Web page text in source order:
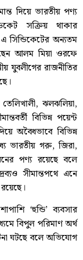
দিয়ে ভারতীয় পণ্য
সক্রিয় থাকার
সিন্ডিকেটের অন্যতম
আলম মিয়া ওরফে
যুবলীগের রাজনীতির
ঝলঝলিয়া,
বিভিন্ন পয়েন্ট
অবৈধভাবে বিভিন্ন
ভারতীয় গরু, জিরা,
পণ্য রয়েছে বলে
সীমান্তপথে এনে
‘হুন্ডি’ ব্যবসার
বিপুল পরিমাণ অর্থ
ঘটছে বলে অভিযোগ